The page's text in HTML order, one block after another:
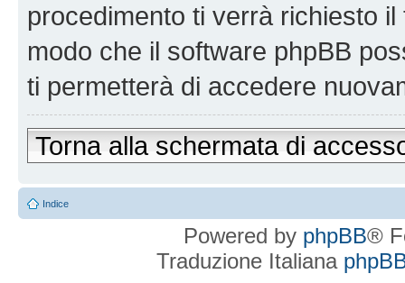
procedimento ti verrà richiesto
modo che il software phpBB
ti permetterà di accedere
Torna alla schermata di
Indice
Powered by phpBB®
Traduzione Italiana